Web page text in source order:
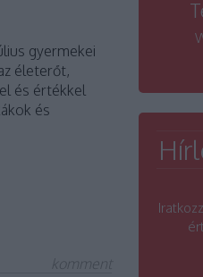
gyermekei
életerőt,
és értékkel
és
komment